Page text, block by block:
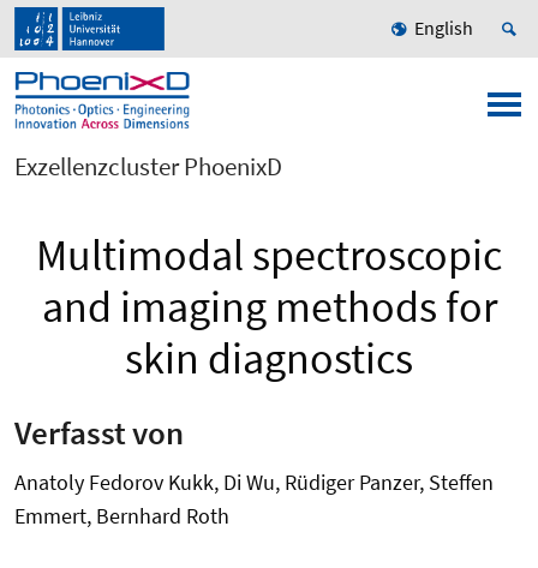
English
Exzellenzcluster PhoenixD
Multimodal spectroscopic
and imaging methods for
skin diagnostics
Verfasst von
Anatoly Fedorov Kukk, Di Wu, Rüdiger Panzer, Steffen
Emmert, Bernhard Roth